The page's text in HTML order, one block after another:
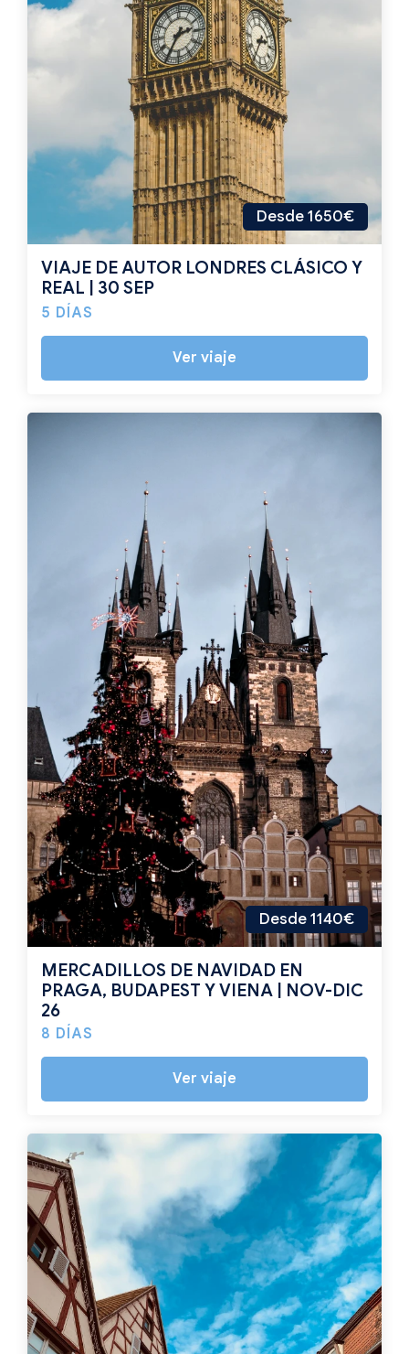
Desde 1650€
VIAJE DE AUTOR LONDRES CLÁSICO Y
REAL | 30 SEP
5 DÍAS
Ver viaje
Desde 1140€
MERCADILLOS DE NAVIDAD EN
PRAGA, BUDAPEST Y VIENA | NOV-DIC
26
8 DÍAS
Ver viaje